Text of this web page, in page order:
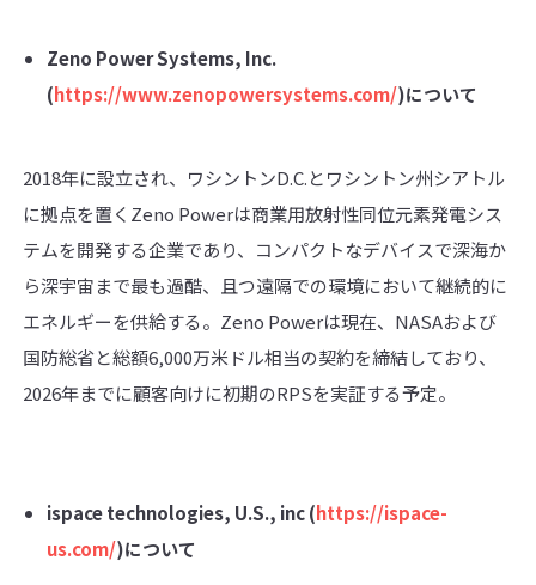
Zeno Power Systems, Inc.
(https://www.zenopowersystems.com/)について
2018年に設立され、ワシントンD.C.とワシントン州シアトル
に拠点を置くZeno Powerは商業用放射性同位元素発電シス
テムを開発する企業であり、コンパクトなデバイスで深海か
ら深宇宙まで最も過酷、且つ遠隔での環境において継続的に
エネルギーを供給する。Zeno Powerは現在、NASAおよび
国防総省と総額6,000万米ドル相当の契約を締結しており、
2026年までに顧客向けに初期のRPSを実証する予定。
ispace technologies, U.S., inc (https://ispace-
us.com/)について